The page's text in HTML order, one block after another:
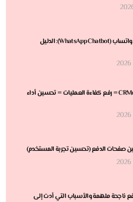
شات بوت واتساب (WhatsApp Chatbot): الدليل
دمج ERP وCRM = رفع كفاءة العمليات = تحسين أداء
صفحات الدفع (تحسين تجربة المستخدم)
ناجحة ملهمة والأسباب التي أدت إلى